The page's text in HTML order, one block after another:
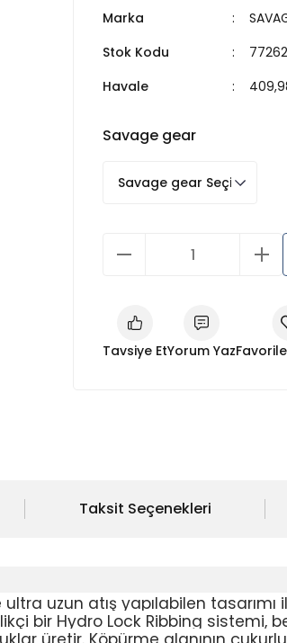
Marka
Stok Kodu
Havale
Savage gear
Tavsiye EtYorum Yaz
Taksit Seçenekleri
ultra uzun atış yapılabilen
bir Hydro Lock Ribbing sistemi,